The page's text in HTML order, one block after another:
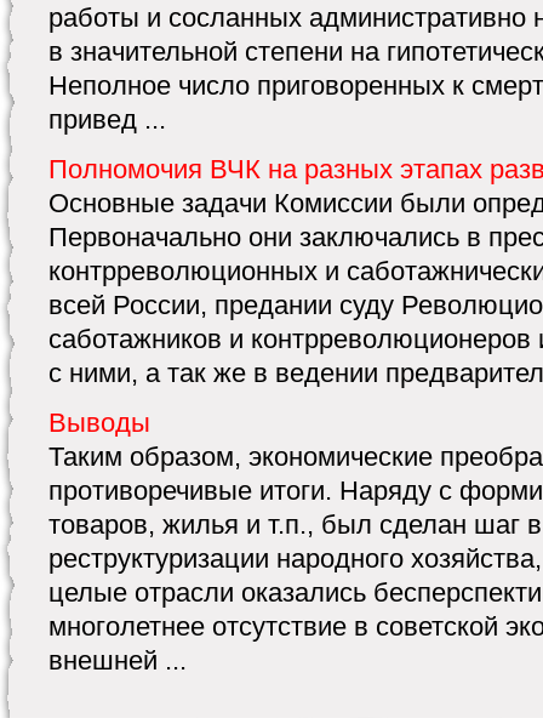
работы и сосланных административно
в значительной степени на
Неполное число приговоренных к
привед ...
Полномочия ВЧК на разных этапах
Основные задачи Комиссии были
Первоначально они заключались в
контрреволюционных и
всей России, предании суду
саботажников и
с ними, а так же в ведении
Выводы
Таким образом, экономические
противоречивые итоги. Наряду с
товаров, жилья и т.п., был сделан шаг
реструктуризации народного
целые отрасли оказались
многолетнее отсутствие в советской
внешней ...